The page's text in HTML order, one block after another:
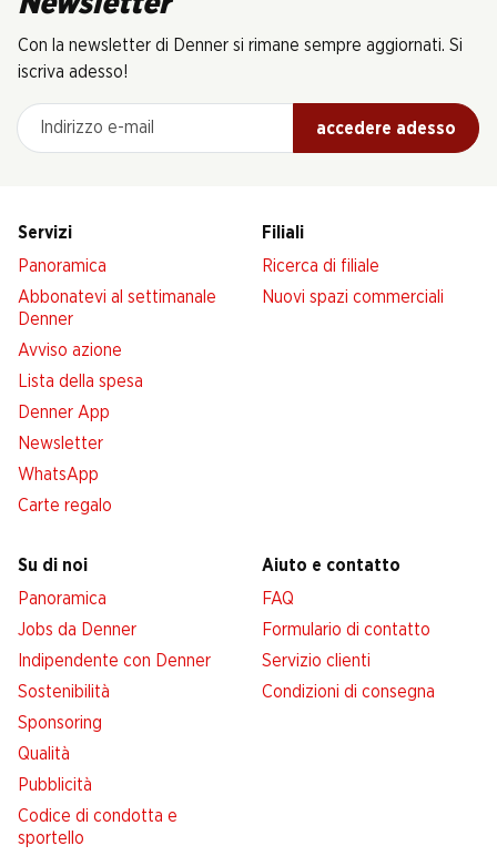
Con la newsletter di Denner si rimane sempre aggiornati. Si
iscriva adesso!
Indirizzo e-mail
accedere adesso
Servizi
Panoramica
Abbonatevi al settimanale
Denner
Avviso azione
Lista della spesa
Denner App
Newsletter
WhatsApp
Carte regalo
Filiali
Ricerca di filiale
Nuovi spazi commerciali
Su di noi
Panoramica
Jobs da Denner
Indipendente con Denner
Sostenibilità
Sponsoring
Qualità
Pubblicità
Codice di condotta e
sportello
Aiuto e contatto
FAQ
Formulario di contatto
Servizio clienti
Condizioni di consegna